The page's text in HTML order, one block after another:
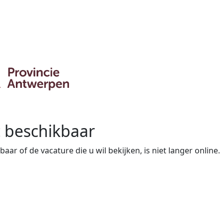
beschikbaar
of de vacature die u wil bekijken, is niet langer online.